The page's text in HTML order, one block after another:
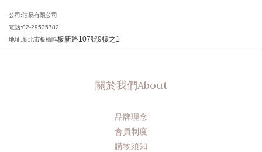
公司:佶易有限公司
電話:02-29535782
地址:新北市板橋區板新路107號9樓之1
關於我們About
品牌理念
會員制度
購物須知